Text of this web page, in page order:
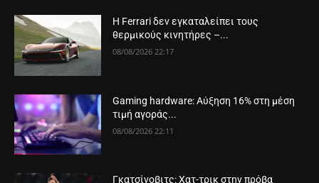
Η Ferrari δεν εγκαταλείπει τους
θερμικούς κινητήρες –...
08/08/2026 22:17
Gaming hardware: Αύξηση 16% στη μέση
τιμή αγοράς...
08/08/2026 22:11
Γκατσίνοβιτς: Χατ-τρικ στην πρόβα